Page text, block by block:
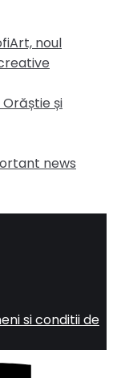
noul
și
news
si conditii de